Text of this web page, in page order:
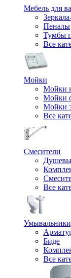
Мебель для
Пеналы
Тумбы
Все
Мойки
Мойки
Мойки
Мойки
Все
Смесители
Все
Биде
Все